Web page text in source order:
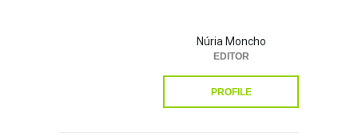
Núria Moncho
EDITOR
PROFILE